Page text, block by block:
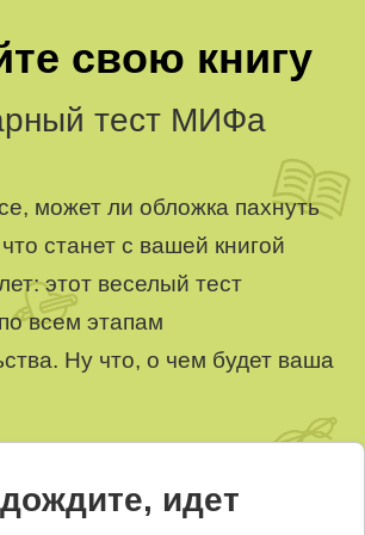
свою книгу
тест МИФа
может ли обложка пахнуть
станет с вашей книгой
этот веселый тест
всем этапам
Ну что, о чем будет ваша
идет